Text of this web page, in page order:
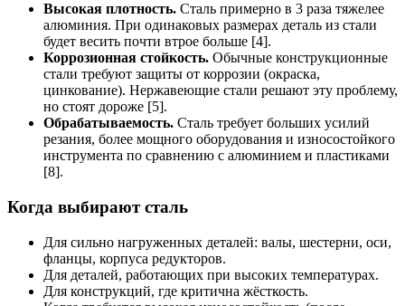
Высокая плотность. Сталь примерно в 3 раза тяжелее
алюминия. При одинаковых размерах деталь из стали
будет весить почти втрое больше [4].
Коррозионная стойкость. Обычные конструкционные
стали требуют защиты от коррозии (окраска,
цинкование). Нержавеющие стали решают эту проблему,
но стоят дороже [5].
Обрабатываемость. Сталь требует больших усилий
резания, более мощного оборудования и износостойкого
инструмента по сравнению с алюминием и пластиками
[8].
Когда выбирают сталь
Для сильно нагруженных деталей: валы, шестерни, оси,
фланцы, корпуса редукторов.
Для деталей, работающих при высоких температурах.
Для конструкций, где критична жёсткость.